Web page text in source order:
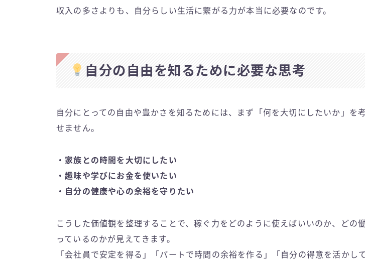
収入の多さよりも、自分らしい生活に繋がる力が本当に必要なのです。
自分の自由を知るために必要な思考
自分にとっての自由や豊かさを知るためには、まず「何を大切にしたいか」を
せません。
・家族との時間を大切にしたい
・趣味や学びにお金を使いたい
・自分の健康や心の余裕を守りたい
こうした価値観を整理することで、稼ぐ力をどのように使えばいいのか、どの
っているのかが見えてきます。
「会社員で安定を得る」「パートで時間の余裕を作る」「自分の得意を活かし